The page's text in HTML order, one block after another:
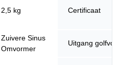
2,5 kg Certificaat
Zuivere Sinus
Omvormer
Uitgang